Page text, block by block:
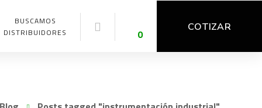
COTIZAR
0
BUSCAMOS
DISTRIBUIDORES